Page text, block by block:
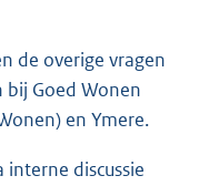
de overige vragen
Goed Wonen
en Ymere.
discussie